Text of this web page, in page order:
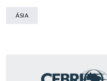
ÁSIA